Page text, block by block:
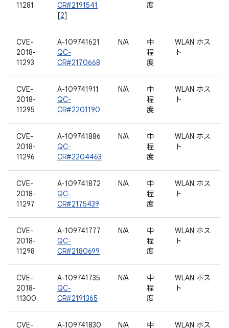
11281
CR#2191541
[2]
度
CVE-
2018-
11293
A-109741621
QC-
CR#2170668
N/A
中
程
度
WLAN ホス
ト
CVE-
2018-
11295
A-109741911
QC-
CR#2201190
N/A
中
程
度
WLAN ホス
ト
CVE-
2018-
11296
A-109741886
QC-
CR#2204463
N/A
中
程
度
WLAN ホス
ト
CVE-
2018-
11297
A-109741872
QC-
CR#2175439
N/A
中
程
度
WLAN ホス
ト
CVE-
2018-
11298
A-109741777
QC-
CR#2180699
N/A
中
程
度
WLAN ホス
ト
CVE-
2018-
11300
A-109741735
QC-
CR#2191365
N/A
中
程
度
WLAN ホス
ト
CVE-
A-109741830
N/A
中
WLAN ホス